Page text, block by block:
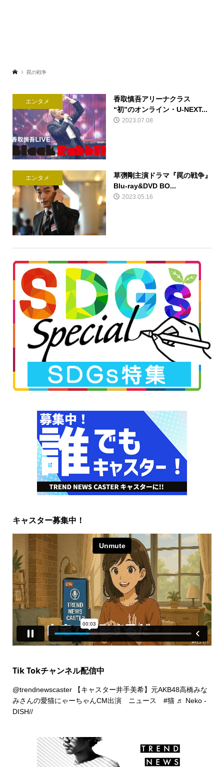
罠の戦争
エンタメ
香取慎吾アリーナクラス
“初”のオンライン・U-NEXT...
2023.07.08
エンタメ
草彅剛主演ドラマ『罠の戦争』
Blu-ray&DVD BO...
2023.05.16
キャスター募集中！
Tik Tokチャンネル配信中
@trendnewscaster【キャスター井手美希】元AKB48高橋みな
みさんの愛猫にゃーちゃんCM出演 ニュース #猫 ♬ Neko -
DISH//